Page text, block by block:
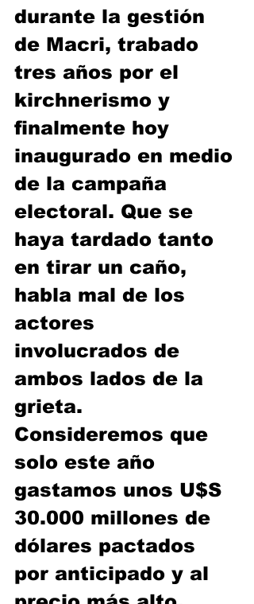
durante la gestión
de Macri, trabado
tres años por el
kirchnerismo y
finalmente hoy
inaugurado en medio
de la campaña
electoral. Que se
haya tardado tanto
en tirar un caño,
habla mal de los
actores
involucrados de
ambos lados de la
grieta.
Consideremos que
solo este año
gastamos unos U$S
30.000 millones de
dólares pactados
por anticipado y al